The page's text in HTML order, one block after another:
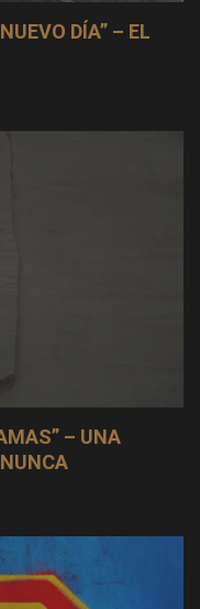
DÍA” – EL
– UNA